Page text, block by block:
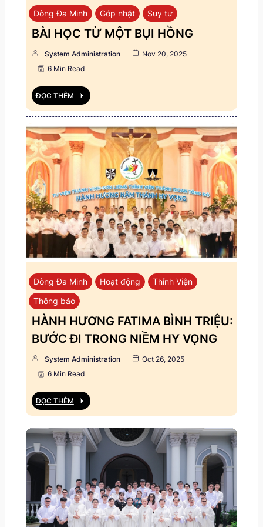
Dòng Đa Minh Góp nhặt Suy tư
BÀI HỌC TỪ MỘT BỤI HỒNG
System Administration
Nov 20, 2025
6 Min Read
ĐỌC THÊM
Dòng Đa Minh Hoạt động
Thỉnh Viện
Thông báo
HÀNH HƯƠNG FATIMA BÌNH TRIỆU:
BƯỚC ĐI TRONG NIỀM HY VỌNG
System Administration
Oct 26, 2025
6 Min Read
ĐỌC THÊM